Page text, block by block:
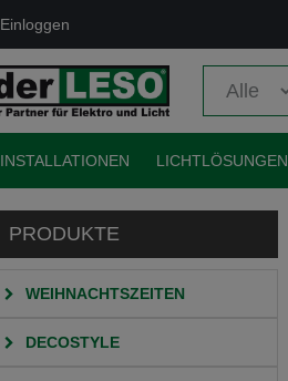
Einloggen
INSTALLATIONEN LICHTLÖSUNGEN
PRODUKTE
WEIHNACHTSZEITEN
DECOSTYLE